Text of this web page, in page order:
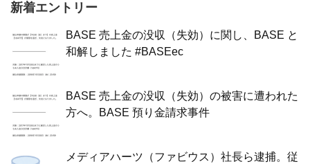
新着エントリー
BASE 売上金の没収（失効）に関し、BASE と
和解しました #BASEec
BASE 売上金の没収（失効）の被害に遭われた
方へ。BASE 預り金請求事件
メディアハーツ（ファビウス）社長ら逮捕。従